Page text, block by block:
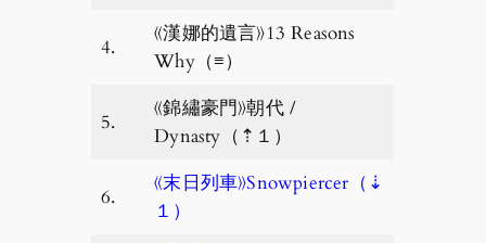
4.
《漢娜的遺言》13 Reasons
Why（≡）
5.
《錦繡豪門》朝代 /
Dynasty（⇡１）
6.
《末日列車》Snowpiercer（⇣
１）